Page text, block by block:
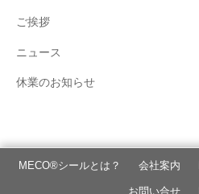
ご挨拶
ニュース
休業のお知らせ
MECO®シールとは？ 会社案内
お問い合せ